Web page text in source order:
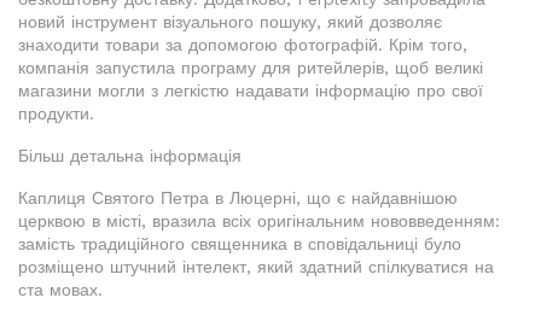
новий інструмент візуального пошуку, який дозволяє
знаходити товари за допомогою фотографій. Крім того,
компанія запустила програму для ритейлерів, щоб великі
магазини могли з легкістю надавати інформацію про свої
продукти.
Більш детальна інформація
Каплиця Святого Петра в Люцерні, що є найдавнішою
церквою в місті, вразила всіх оригінальним нововведенням:
замість традиційного священника в сповідальниці було
розміщено штучний інтелект, який здатний спілкуватися на
ста мовах.